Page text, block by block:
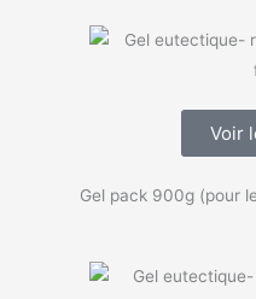
Voir
Gel pack 900g (pour